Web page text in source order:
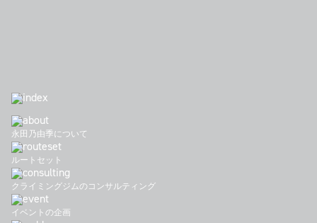
永田乃由季について
ルートセット
クライミングジムのコンサルティング
イベントの企画